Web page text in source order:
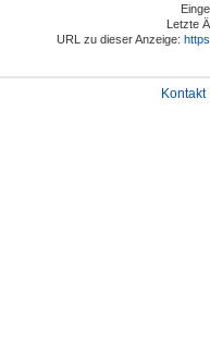
Letzte
URL zu dieser Anzeige:
Kontakt|